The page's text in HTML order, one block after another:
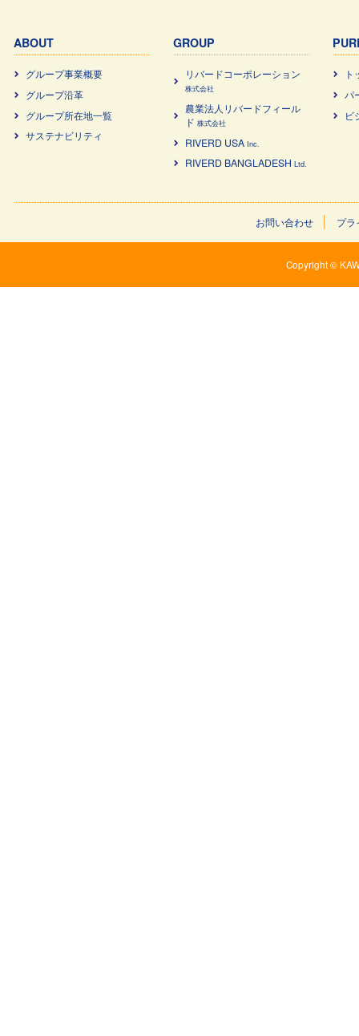
ABOUT
グループ事業概要
グループ沿革
グループ所在地一覧
サステナビリティ
GROUP
リバードコーポレーション
株式会社
農業法⼈リバードフィール
ド 株式会社
RIVERD USA Inc.
RIVERD BANGLADESH Ltd.
パ
ビ
お問い合わせ プラ
Copyright ©